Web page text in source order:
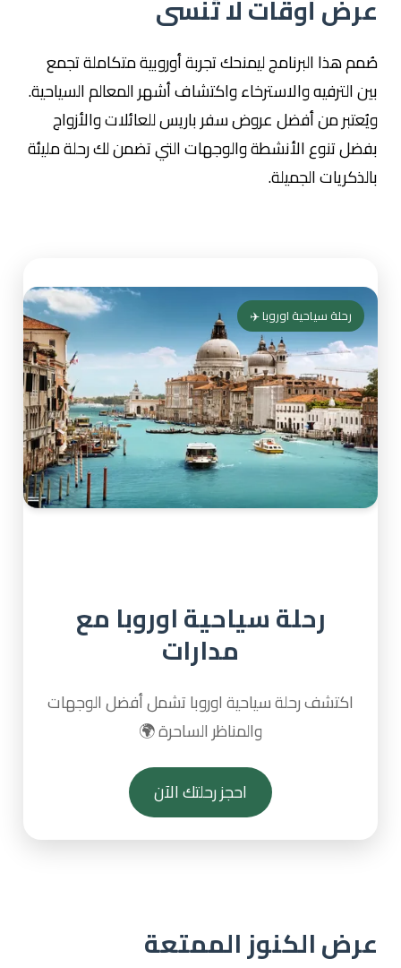
عرض أوقات لا تُنسى
صُمم هذا البرنامج ليمنحك تجربة أوروبية متكاملة تجمع
بين الترفيه والاسترخاء واكتشاف أشهر المعالم السياحية.
ويُعتبر من أفضل عروض سفر باريس للعائلات والأزواج
بفضل تنوع الأنشطة والوجهات التي تضمن لك رحلة مليئة
بالذكريات الجميلة.
رحلة سياحية اوروبا ✈️
رحلة سياحية اوروبا مع
مدارات
اكتشف رحلة سياحية اوروبا تشمل أفضل الوجهات
والمناظر الساحرة 🌍
احجز رحلتك الآن
عرض الكنوز الممتعة